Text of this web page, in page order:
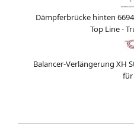
Dämpferbrücke hinten
Top Line -
Balancer-Verlängerung XH
für